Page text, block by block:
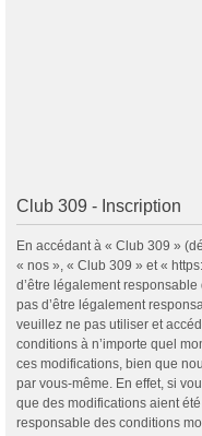
Club 309 - Inscription
En accédant à « Club 309 »
« nos », « Club 309 » et «
d’être légalement
pas d’être légalement
veuillez ne pas utiliser et
conditions à n’importe quel
ces modifications, bien que
par vous-même. En effet, si
que des modifications aient
responsable des conditions